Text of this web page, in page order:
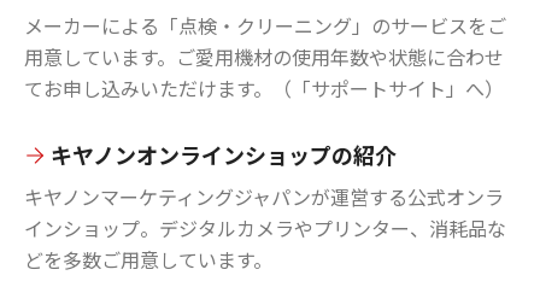
メーカーによる「点検・クリーニング」のサービスをご
用意しています。ご愛用機材の使用年数や状態に合わせ
てお申し込みいただけます。（「サポートサイト」へ）
キヤノンオンラインショップの紹介
キヤノンマーケティングジャパンが運営する公式オンラ
インショップ。デジタルカメラやプリンター、消耗品な
どを多数ご用意しています。